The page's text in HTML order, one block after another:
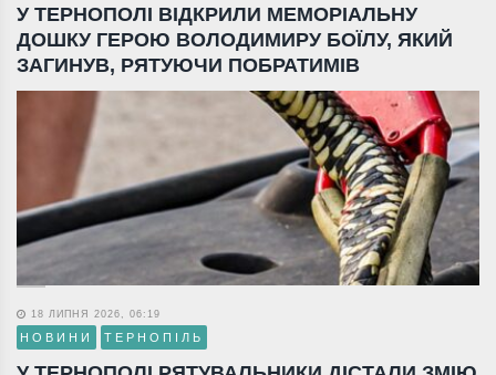
У ТЕРНОПОЛІ ВІДКРИЛИ МЕМОРІАЛЬНУ
ДОШКУ ГЕРОЮ ВОЛОДИМИРУ БОЇЛУ, ЯКИЙ
ЗАГИНУВ, РЯТУЮЧИ ПОБРАТИМІВ
18 ЛИПНЯ 2026, 06:19
НОВИНИ ТЕРНОПІЛЬ